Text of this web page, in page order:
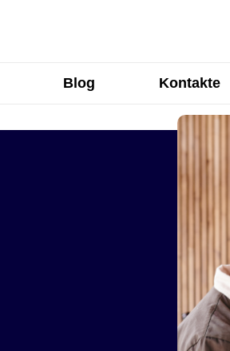
Blog Kontakte